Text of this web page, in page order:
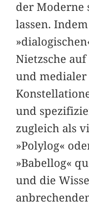
der Moderne
lassen.
Nietzsche
und medialer
und
zugleich als
»Polylog«
»Babellog«
und die